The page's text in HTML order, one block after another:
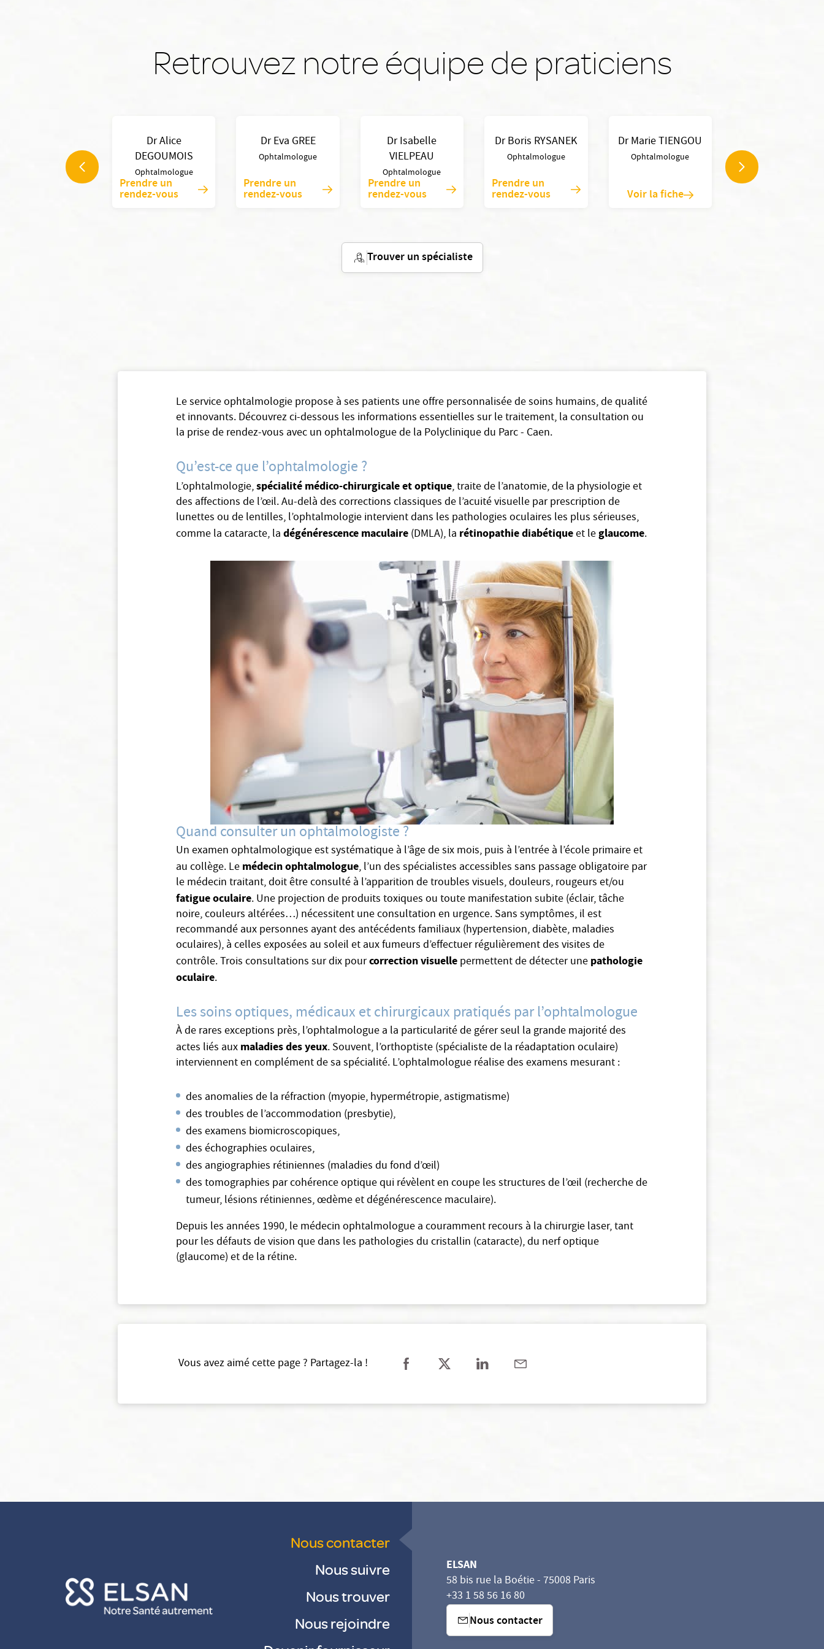
fonctionnement, à en mesurer la fréquentation et, avec votre
Pour modifier vos préférences par la suite, cliquez sur le lien
'Préférences de cookies' situé dans le pied de page.
Consentements certifiés par
Retrouvez notre équipe de praticiens
Dr Alice
DEGOUMOIS
Ophtalmologue
Prendre un
rendez-vous
Dr Eva GREE
Ophtalmologue
Prendre un
rendez-vous
Dr Isabelle
VIELPEAU
Ophtalmologue
Prendre un
rendez-vous
Dr Boris RYSANEK
Ophtalmologue
Prendre un
rendez-vous
Dr Marie TIENGOU
Ophtalmologue
Voir la fiche
Trouver un spécialiste
Le service ophtalmologie propose à ses patients une offre personnalisée de soins humains, de qualité
et innovants. Découvrez ci-dessous les informations essentielles sur le traitement, la consultation ou
la prise de rendez-vous avec un ophtalmologue de la Polyclinique du Parc - Caen.
Qu’est-ce que l’ophtalmologie ?
L’ophtalmologie,spécialité médico-chirurgicale et optique, traite de l’anatomie, de la physiologie et
des affections de l’œil. Au-delà des corrections classiques de l’acuité visuelle par prescription de
lunettes ou de lentilles, l’ophtalmologie intervient dans les pathologies oculaires les plus sérieuses,
comme la cataracte, la dégénérescence maculaire (DMLA), la rétinopathie diabétiqueet leglaucome.
Quand consulter un ophtalmologiste ?
Un examen ophtalmologique est systématique à l’âge de six mois, puis à l’entrée à l’école primaire et
au collège. Le médecin ophtalmologue, l’un des spécialistes accessibles sans passage obligatoire par
le médecin traitant, doit être consulté à l’apparition de troubles visuels, douleurs, rougeurs et/ou
fatigue oculaire. Une projection de produits toxiques ou toute manifestation subite (éclair, tâche
noire, couleurs altérées…) nécessitent une consultation en urgence. Sans symptômes, il est
recommandé aux personnes ayant des antécédents familiaux (hypertension, diabète, maladies
oculaires), à celles exposées au soleil et aux fumeurs d’effectuer régulièrement des visites de
contrôle. Trois consultations sur dix pourcorrection visuelle permettent de détecter une pathologie
oculaire.
Les soins optiques, médicaux et chirurgicaux pratiqués par l’ophtalmologue
À de rares exceptions près, l’ophtalmologue a la particularité de gérer seul la grande majorité des
actes liés aux maladies des yeux. Souvent, l’orthoptiste (spécialiste de la réadaptation oculaire)
interviennent en complément de sa spécialité. L’ophtalmologue réalise des examens mesurant :
des anomalies de la réfraction (myopie, hypermétropie, astigmatisme)
des troubles de l’accommodation (presbytie),
des examens biomicroscopiques,
des échographies oculaires,
des angiographies rétiniennes (maladies du fond d’œil)
des tomographies par cohérence optique qui révèlent en coupe les structures de l’œil (recherche de
tumeur, lésions rétiniennes, œdème et dégénérescence maculaire).
Depuis les années 1990, le médecin ophtalmologue a couramment recours à la chirurgie laser, tant
pour les défauts de vision que dans les pathologies du cristallin (cataracte), du nerf optique
(glaucome) et de la rétine.
Vous avez aimé cette page ? Partagez-la !
Nous contacter
Nous suivre
Nous trouver
Nous rejoindre
ELSAN
58 bis rue la Boétie - 75008 Paris
+33 1 58 56 16 80
Nous contacter